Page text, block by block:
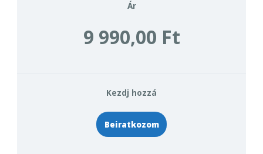
Ár
9 990,00 Ft
Kezdj hozzá
Beiratkozom